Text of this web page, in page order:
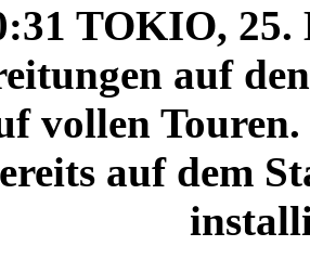
TOKIO,
auf
vollen
auf dem